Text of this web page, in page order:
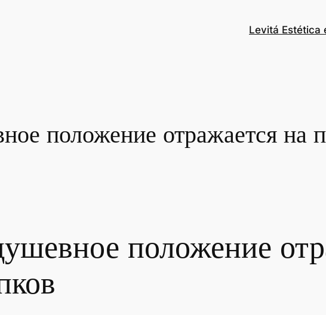
Levitá Estética
положение отражается на
положение